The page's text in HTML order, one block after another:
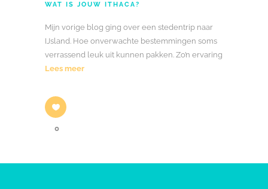
WAT IS JOUW ITHACA?
Mijn vorige blog ging over een stedentrip naar
IJsland. Hoe onverwachte bestemmingen soms
verrassend leuk uit kunnen pakken. Zo’n ervaring
Lees meer
0